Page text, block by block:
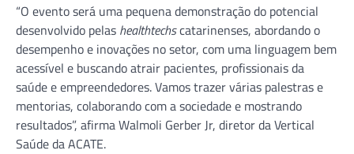
“O evento será uma pequena demonstração do potencial
desenvolvido pelas healthtechscatarinenses, abordando o
desempenho e inovações no setor, com uma linguagem bem
acessível e buscando atrair pacientes, profissionais da
saúde e empreendedores. Vamos trazer várias palestras e
mentorias, colaborando com a sociedade e mostrando
resultados”, afirma Walmoli Gerber Jr, diretor da Vertical
Saúde da ACATE.